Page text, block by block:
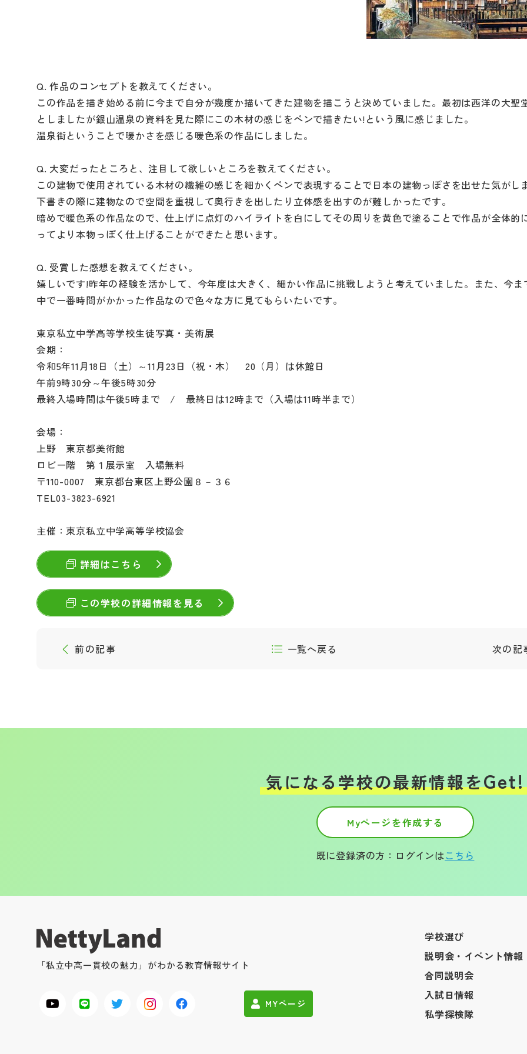
Q. 作品のコンセプトを教えてください。
この作品を描き始める前に今まで自分が幾度か描いてきた建物を描こうと決めていました。最初は西洋の大聖
としましたが銀山温泉の資料を見た際にこの木材の感じをペンで描きたい!という風に感じました。
温泉街ということで暖かさを感じる暖色系の作品にしました。
Q. 大変だったところと、注目して欲しいところを教えてください。
この建物で使用されている木材の繊維の感じを細かくペンで表現することで日本の建物っぽさを出せた気がし
下書きの際に建物なので空間を重視して奥行きを出したり立体感を出すのが難しかったです。
暗めで暖色系の作品なので、仕上げに点灯のハイライトを白にしてその周りを黄色で塗ることで作品が全体的
ってより本物っぽく仕上げることができたと思います。
Q. 受賞した感想を教えてください。
嬉しいです!昨年の経験を活かして、今年度は大きく、細かい作品に挑戦しようと考えていました。また、今ま
中で一番時間がかかった作品なので色々な方に見てもらいたいです。
東京私立中学高等学校生徒写真・美術展
会期：
令和5年11月18日（土）～11月23日（祝・木） 20（月）は休館日
午前9時30分～午後5時30分
最終入場時間は午後5時まで / 最終日は12時まで（入場は11時半まで）
会場：
上野 東京都美術館
ロビー階 第１展示室 入場無料
〒110-0007 東京都台東区上野公園８－３６
TEL03-3823-6921
主催：東京私立中学高等学校協会
詳細はこちら
この学校の詳細情報を見る
前の記事 一覧へ戻る 次の記
気になる学校の最新情報をGet!
Myページを作成する
既に登録済の方：ログインはこちら
「私立中高一貫校の魅力」がわかる教育情報サイト
MYページ
学校選び
説明会・イベント情報
合同説明会
入試日情報
私学探検隊